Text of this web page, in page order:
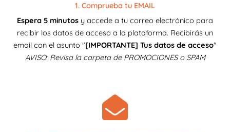
1. Comprueba tu EMAIL
Espera 5 minutos y accede a tu correo electrónico para
recibir los datos de acceso a la plataforma. Recibirás un
email con el asunto "[IMPORTANTE] Tus datos de acceso"
AVISO: Revisa la carpeta de PROMOCIONES o SPAM